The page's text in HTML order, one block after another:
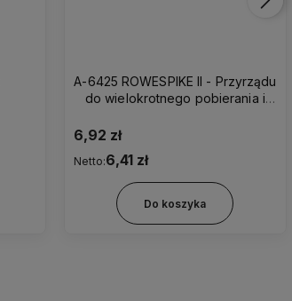
A-6425 ROWESPIKE II - Przyrządu
do wielokrotnego pobierania i
zatrzaskiem obj.wypelniania
mikr ( hydrofobowy i
przeciwbakteryjny) zielony
6,92 zł
Netto:6,41 zł
Do koszyka